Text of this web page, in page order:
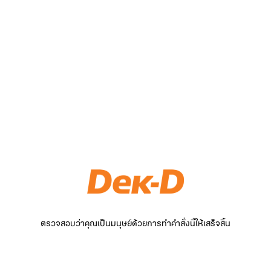
ตรวจสอบว่าคุณเป็นมนุษย์ด้วยการทำคำสั่งนี้ให้เสร็จสิ้น